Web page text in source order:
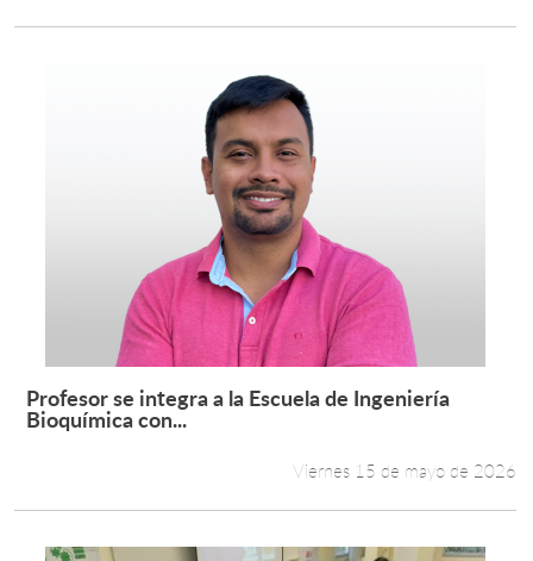
Leer más +
Profesor se integra a la Escuela de Ingeniería
Bioquímica con...
Viernes 15 de mayo de 2026